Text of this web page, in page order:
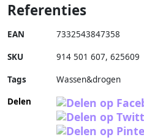
Referenties
EAN 7332543847358
SKU 914 501 607, 625609
Tags
Wassen&drogen
Delen